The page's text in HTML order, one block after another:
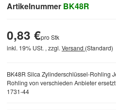
Artikelnummer BK48R
BK48R Silca Zylinderschlüssel-Rohling
Rohling von verschieden Anbieter
1731-44
0,83 €pro Stk
inkl. 19% USt. , zzgl. Versand (Standard)